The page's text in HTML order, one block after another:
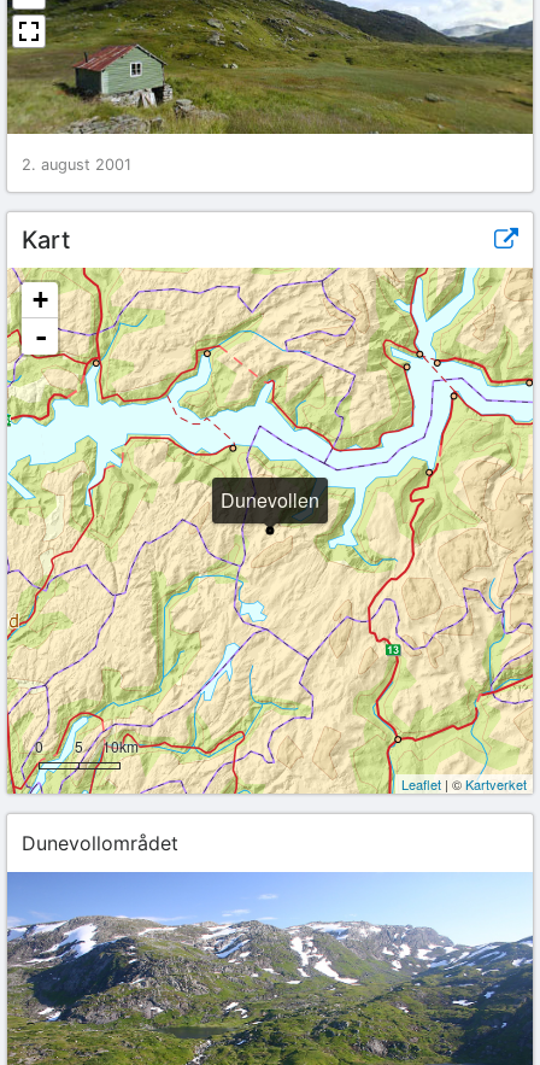
2. august 2001
Kart
Dunevollen
+
-
5
0 10km
Leaflet | ©Kartverket
Dunevollområdet